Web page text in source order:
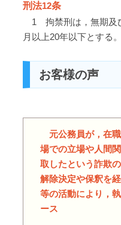
刑法12条
1 拘禁刑は，無期及
月以上20年以下とする。
お客様の声
元公務員が，在
場での立場や人間
取したという詐欺
解除決定や保釈を
等の活動により，
ース